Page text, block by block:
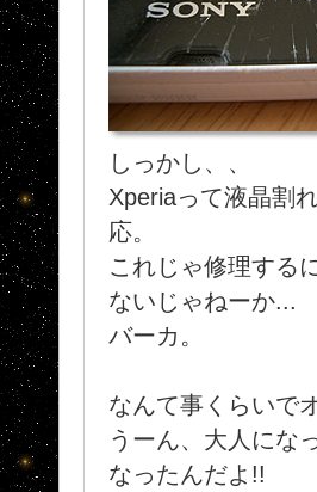
しっかし、、
Xperiaって液晶割
応。
これじゃ修理する
ないじゃねーか...
バーカ。
なんて事くらいで
うーん、大人にな
なったんだよ!!